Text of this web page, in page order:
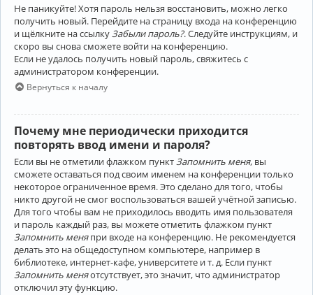
Не паникуйте! Хотя пароль нельзя восстановить, можно легко
получить новый. Перейдите на страницу входа на конференцию
и щёлкните на ссылку Забыли пароль?. Следуйте инструкциям, и
скоро вы снова сможете войти на конференцию.
Если не удалось получить новый пароль, свяжитесь с
администратором конференции.
Вернуться к началу
Почему мне периодически приходится
повторять ввод имени и пароля?
Если вы не отметили флажком пунктЗапомнить меня, вы
сможете оставаться под своим именем на конференции только
некоторое ограниченное время. Это сделано для того, чтобы
никто другой не смог воспользоваться вашей учётной записью.
Для того чтобы вам не приходилось вводить имя пользователя
и пароль каждый раз, вы можете отметить флажком пункт
Запомнить меняпри входе на конференцию. Не рекомендуется
делать это на общедоступном компьютере, например в
библиотеке, интернет-кафе, университете и т. д. Если пункт
Запомнить меняотсутствует, это значит, что администратор
отключил эту функцию.